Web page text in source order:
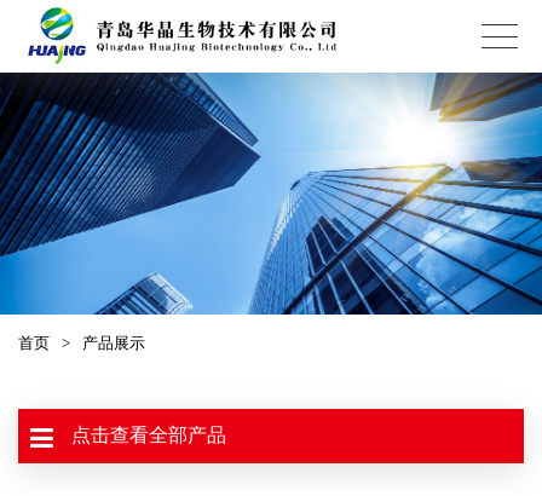
首页 > 产品展示
点击查看全部产品